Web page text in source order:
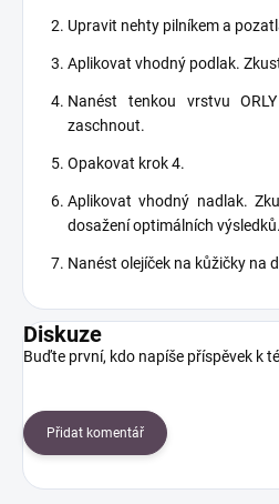
Upravit nehty pilníkem a
Aplikovat vhodný podlak.
Nanést tenkou vrstvu
zaschnout.
Opakovat krok 4.
Aplikovat vhodný nadlak.
dosažení optimálních výsledků.
Nanést olejíček na kůžičky na
Diskuze
Buďte první, kdo napíše příspěvek k
Přidat komentář